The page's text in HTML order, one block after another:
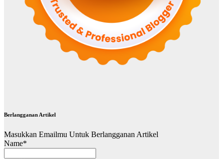
Berlangganan Artikel
Masukkan Emailmu Untuk Berlangganan Artikel
Name*